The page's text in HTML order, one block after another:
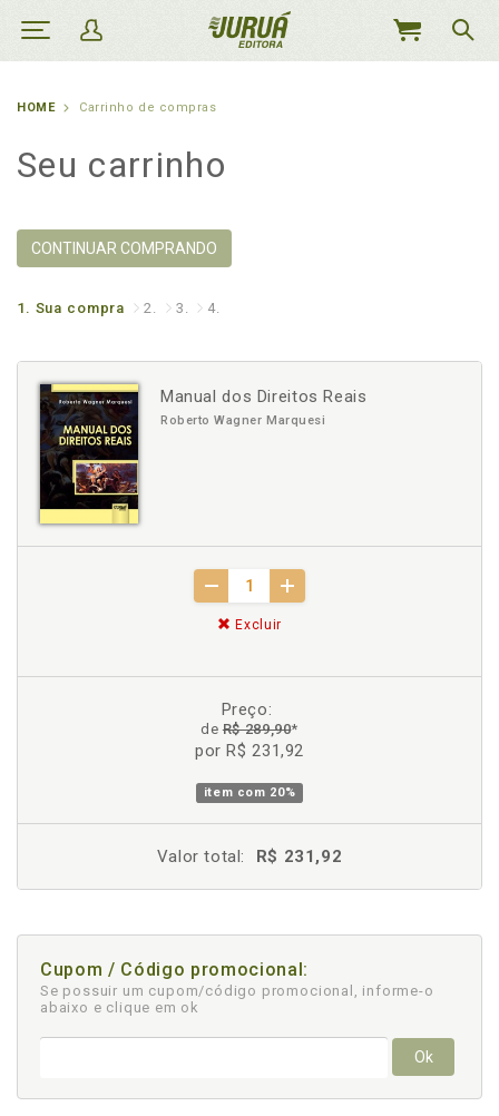
MEU
HOME Carrinho de compras
Seu carrinho
CONTINUAR COMPRANDO
1. Sua compra 2. 3. 4.
Manual dos Direitos Reais
Roberto Wagner Marquesi
Excluir
Preço:
deR$ 289,90*
por R$ 231,92
item com 20%
Valor total: R$ 231,92
Cupom / Código promocional:
Se possuir um cupom/código promocional, informe-o
abaixo e clique em ok
Ok